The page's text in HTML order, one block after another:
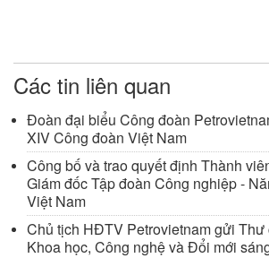
Các tin liên quan
Đoàn đại biểu Công đoàn
XIV Công đoàn Việt Nam
Công bố và trao quyết định Thành
Giám đốc Tập đoàn Công nghiệp -
Việt Nam
Chủ tịch HĐTV Petrovietnam gửi
Khoa học, Công nghệ và Đổi mới